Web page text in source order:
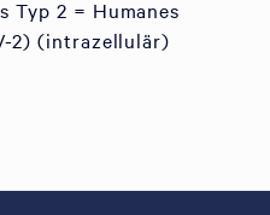
Typ 2 = Humanes
2) (intrazellulär)